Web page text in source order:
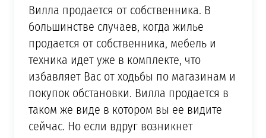
Вилла продается от собственника. В
большинстве случаев, когда жилье
продается от собственника, мебель и
техника идет уже в комплекте, что
избавляет Вас от ходьбы по магазинам и
покупок обстановки. Вилла продается в
таком же виде в котором вы ее видите
сейчас. Но если вдруг возникнет